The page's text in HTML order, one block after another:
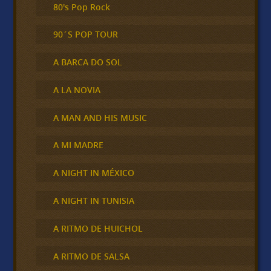
80's Pop Rock
90´S POP TOUR
A BARCA DO SOL
A LA NOVIA
A MAN AND HIS MUSIC
A MI MADRE
A NIGHT IN MÉXICO
A NIGHT IN TUNISIA
A RITMO DE HUICHOL
A RITMO DE SALSA